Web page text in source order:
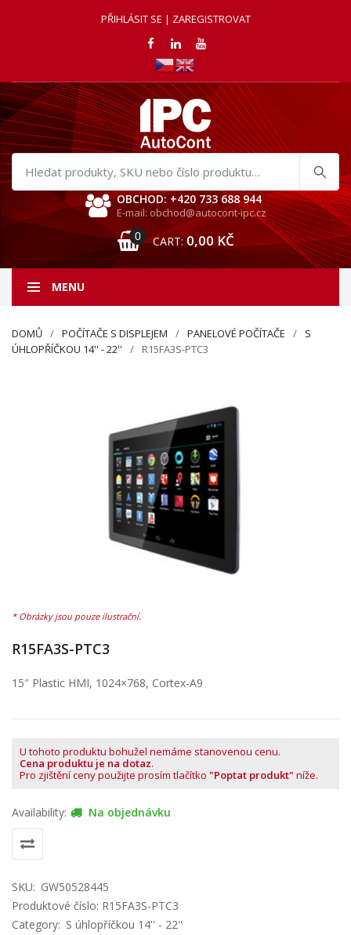
PŘIHLÁSIT SE | ZAREGISTROVAT
Hledat
produkty
OBCHOD: +420 733 688 944
E-mail: obchod@autocont-ipc.cz
0 CART: 0,00 KČ
MENU
DOMŮ POČÍTAČE S DISPLEJEM PANELOVÉ POČÍTAČE
S
ÚHLOPŘÍČKOU 14'' - 22''
R15FA3S-PTC3
R15FA3S-PTC3
15″ Plastic HMI, 1024×768, Cortex-A9
U tohoto produktu bohužel nemáme stanovenou cenu.
Cena produktu je na dotaz.
Pro zjištění ceny použijte prosím tlačítko "Poptat produkt" níže.
Availability: Na objednávku
SKU: GW50528445
Produktové číslo: R15FA3S-PTC3
Category: S úhlopříčkou 14'' - 22''